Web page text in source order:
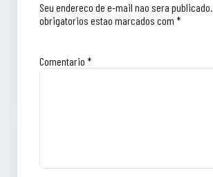
Seu endereco de e-mail nao sera publicado.
obrigatorios estao marcados com *
Comentario *